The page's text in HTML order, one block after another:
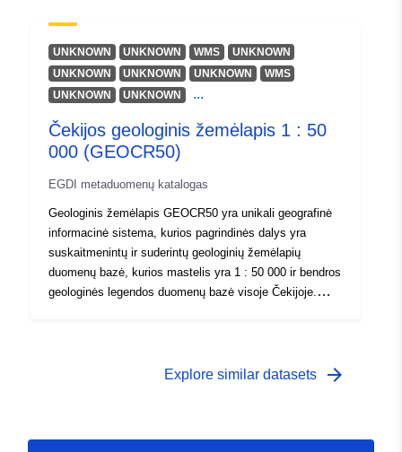
lygiai; struktūriniai elementai; požeminių vienetų
izolinijos; geologiniai takai; stebėjimo ir matavimo
taškai; Ištekliai ir perspektyvos.
UNKNOWN UNKNOWN WMS
UNKNOWN
UNKNOWN
UNKNOWN UNKNOWN
WMS
UNKNOWN
UNKNOWN ...
Čekijos geologinis žemėlapis 1 : 50
000 (GEOCR50)
EGDI metaduomenų katalogas
Geologinis žemėlapis GEOCR50 yra unikali geografinė
informacinė sistema, kurios pagrindinės dalys yra
suskaitmenintų ir suderintų geologinių žemėlapių
duomenų bazė, kurios mastelis yra 1 : 50 000 ir bendros
geologinės legendos duomenų bazė visoje Čekijoje.
litostratigrafiniai vienetai (klasifikacija). GeoCR50 sudaro
Explore similar datasets arrow_forward